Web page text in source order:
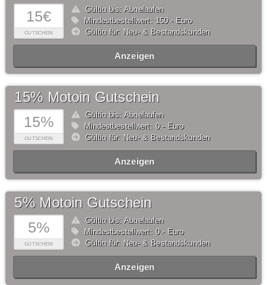
15€
GUTSCHEIN
Gültig bis: Abgelaufen
Mindestbestellwert: 150,- Euro
Gültig für: Neu- & Bestandskunden
Anzeigen
15%
GUTSCHEIN
15% Motoin Gutschein
Gültig bis: Abgelaufen
Mindestbestellwert: 0,- Euro
Gültig für: Neu- & Bestandskunden
Anzeigen
5%
GUTSCHEIN
5% Motoin Gutschein
Gültig bis: Abgelaufen
Mindestbestellwert: 0,- Euro
Gültig für: Neu- & Bestandskunden
Anzeigen